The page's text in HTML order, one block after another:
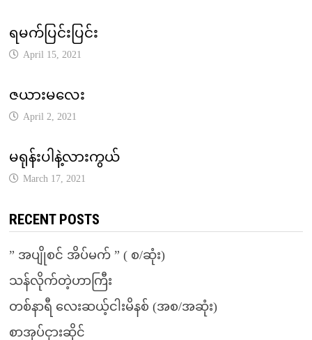
ရမက်ပြင်းပြင်း
April 15, 2021
ဇယားမလေး
April 2, 2021
မရုန်းပါနဲ့လားကွယ်
March 17, 2021
RECENT POSTS
” အပျိုစင် အိပ်မက် ” ( စ/ဆုံး)
သန်လိုက်တဲ့ဟာကြီး
တစ်နာရီ လေးဆယ့်ငါးမိနစ် (အစ/အဆုံး)
စာအုပ်ငှားဆိုင်